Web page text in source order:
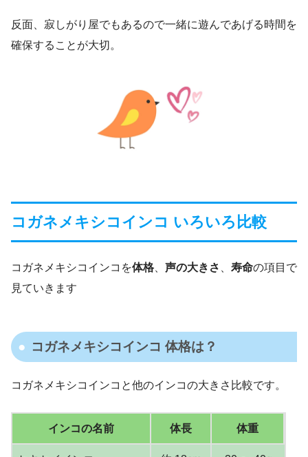
反面、寂しがり屋でもあるので一緒に遊んであげる時間を
確保することが大切。
コガネメキシコインコ いろいろ比較
コガネメキシコインコを体格、 声の大きさ 、 寿命の項目で
見ていきます
コガネメキシコインコ 体格は？
コガネメキシコインコと他のインコの大きさ比較です。
インコの名前 体長 体重